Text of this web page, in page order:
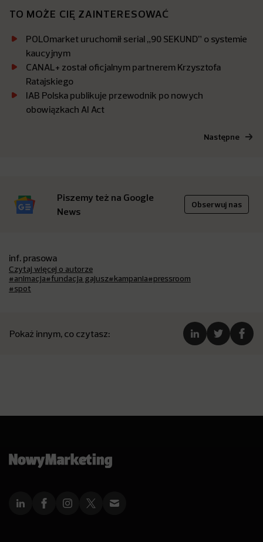
TO MOŻE CIĘ ZAINTERESOWAĆ
POLOmarket uruchomił serial „90 SEKUND” o systemie
kaucyjnym
CANAL+ został oficjalnym partnerem Krzysztofa
Ratajskiego
IAB Polska publikuje przewodnik po nowych
obowiązkach AI Act
Następne
Piszemy też na Google
News
Obserwuj nas
inf. prasowa
Czytaj więcej o autorze
#animacja#fundacja gajusz#kampania#pressroom
#spot
Pokaż innym, co czytasz: